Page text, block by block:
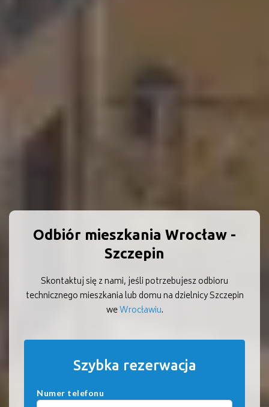
Odbiór mieszkania Wrocław -
Szczepin
Skontaktuj się z nami, jeśli potrzebujesz odbioru
technicznego mieszkania lub domu na dzielnicy Szczepin
weWrocławiu.
Szybka rezerwacja
Numer telefonu